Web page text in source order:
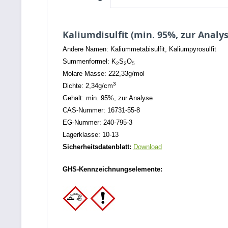
Kaliumdisulfit (min. 95%, zur
Andere Namen: Kaliummetabisulfit, Kaliumpyrosulfit
Summenformel: K2S2O5
Molare Masse: 222,33g/mol
Dichte: 2,34g/cm3
Gehalt: min. 95%, zur Analyse
CAS-Nummer: 16731-55-8
EG-Nummer: 240-795-3
Lagerklasse: 10-13
Sicherheitsdatenblatt: Download
GHS-Kennzeichnungselemente: